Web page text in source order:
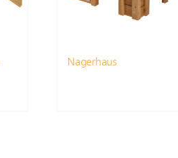
Nagerhaus